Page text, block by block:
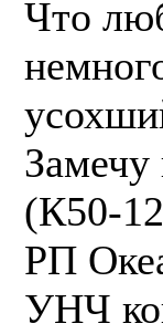
Что
Замечу
(К50-
РП
УНЧ